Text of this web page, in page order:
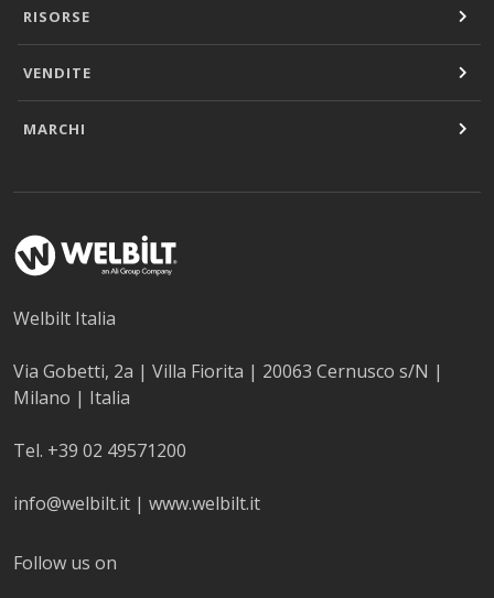
RISORSE
VENDITE
MARCHI
Welbilt Italia
Via Gobetti, 2a | Villa Fiorita | 20063 Cernusco s/N |
Milano | Italia
Tel. +39 02 49571200
info@welbilt.it | www.welbilt.it
Follow us on